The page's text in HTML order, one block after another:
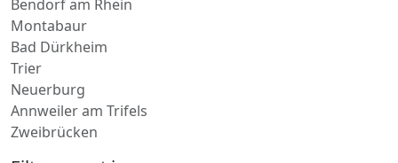
Bad Dürkheim
Trier
Neuerburg
Annweiler am Trifels
Zweibrücken
Eiltransport in